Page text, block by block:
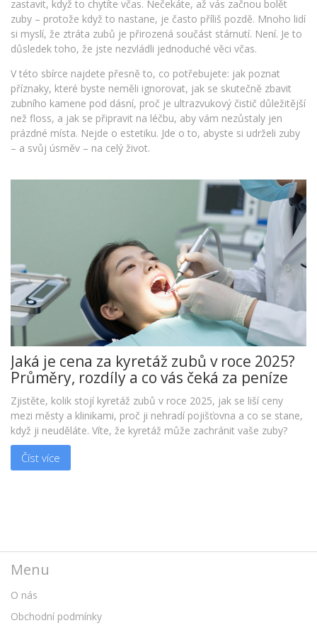
zastavit, když to chytíte včas. Nečekáte, až vás začnou bolět
zuby – protože když to nastane, je často příliš pozdě. Mnoho lidí
si myslí, že ztráta zubů je přirozená součást stárnutí. Není. Je to
důsledek toho, že jste nezvládli jednoduché věci včas.
V této sbírce najdete přesně to, co potřebujete: jak poznat
příznaky, které byste neměli ignorovat, jak se skutečně zbavit
zubního kamene pod dásní, proč je ultrazvukový čistič důležitější
než floss, a jak se připravit na léčbu, aby vám nezůstaly jen
prázdné místa. Nejde o estetiku. Jde o to, abyste si udrželi zuby
– a svůj úsměv – na celý život.
Jaká je cena za kyretáž zubů v roce 2025?
Průměry, rozdíly a co vás čeká za peníze
Zjistěte, kolik stojí kyretáž zubů v roce 2025, jak se liší ceny
mezi městy a klinikami, proč ji nehradí pojišťovna a co se stane,
když ji neuděláte. Víte, že kyretáž může zachránit vaše zuby?
Číst více
Menu
O nás
Obchodní podmínky